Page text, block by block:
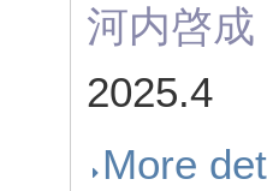
河内啓成
2025.4
More